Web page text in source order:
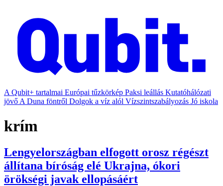
A Qubit+ tartalmai Európai tűzkörkép Paksi leállás Kutatóhálózati
jövő A Duna föntről Dolgok a víz alól Vízszintszabályozás Jó iskola
krím
Lengyelországban elfogott orosz régészt
állítana bíróság elé Ukrajna, ókori
örökségi javak ellopásáért